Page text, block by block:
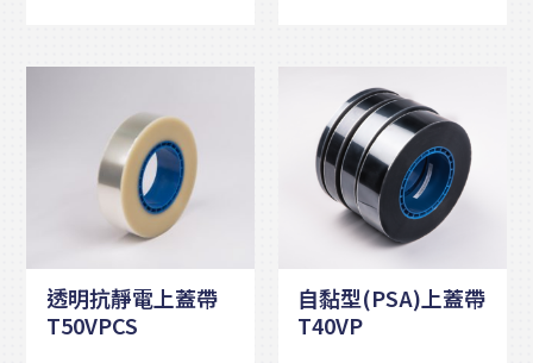
透明抗靜電上蓋帶
T50VPCS
自黏型(PSA)上蓋帶
T40VP